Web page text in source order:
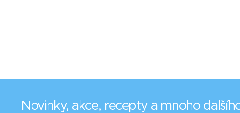
Novinky, akce, recepty a mnoho